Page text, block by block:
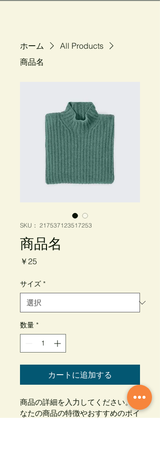
ホーム
All Products
商品名
SKU： 217537123517253
商品名
￥25
サイズ *
数量 *
カートに追加する
商品の詳細を入力してください。あ
なたの商品の特徴やおすすめのポイ